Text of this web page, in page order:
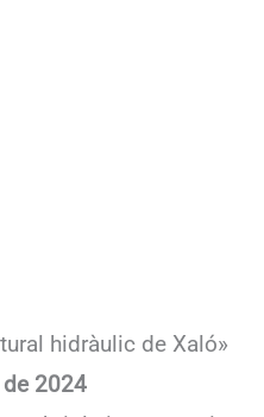
hidràulic de Xaló»
2024